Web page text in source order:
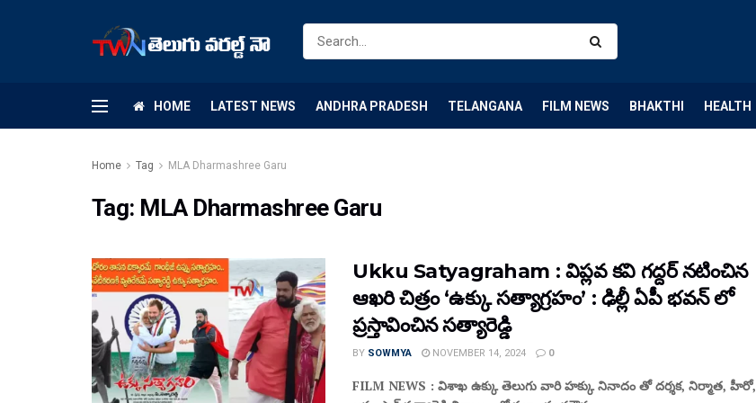
HOME LATEST NEWS ANDHRA PRADESH TELANGANA FILM NEWS BHAKTHI HEALTH
Home Tag MLA Dharmashree Garu
Tag: MLA Dharmashree Garu
Ukku Satyagraham : విప్లవ కవి గద్దర్ నటించిన
ఆఖరి చిత్రం ‘ఉక్కు సత్యాగ్రహం’ : ఢిల్లీ ఏపీ భవన్ లో
ప్రస్తావించిన సత్యారెడ్డి
BY SOWMYA NOVEMBER 14, 2024 0
FILM NEWS : విశాఖ ఉక్కు తెలుగు వారి హక్కు నినాదం తో దర్శక, నిర్మాత, హీరో,